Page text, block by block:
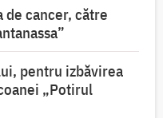
cancer, către
pentru izbăvirea
„Potirul